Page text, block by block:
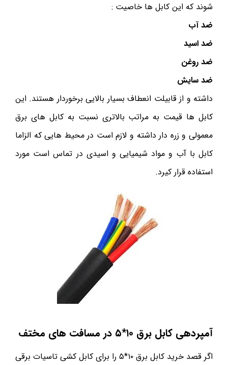
شوند که این کابل ها خاصیت :
ضد آب
ضد اسید
ضد روغن
ضد سایش
داشته و از قابیلت انعطاف بسیار بالایی برخوردار هستند. این
کابل ها قیمت به مراتب بالاتری نسبت به کابل های برق
معمولی و زره دار داشته و لازم است در محیط هایی که الزاما
کابل با آب و مواد شیمیایی و اسیدی در تماس است مورد
استفاده قرار کیرد.
آمپردهی کابل برق ۱۰*۵ در مسافت های مختف
اگر قصد خرید کابل برق ۱۰*۵ را برای کابل کشی تاسیات برقی